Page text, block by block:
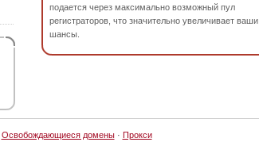
подается через максимально возможный пул
регистраторов, что значительно увеличивает ваши
шансы.
Освобождающиеся домены· Прокси